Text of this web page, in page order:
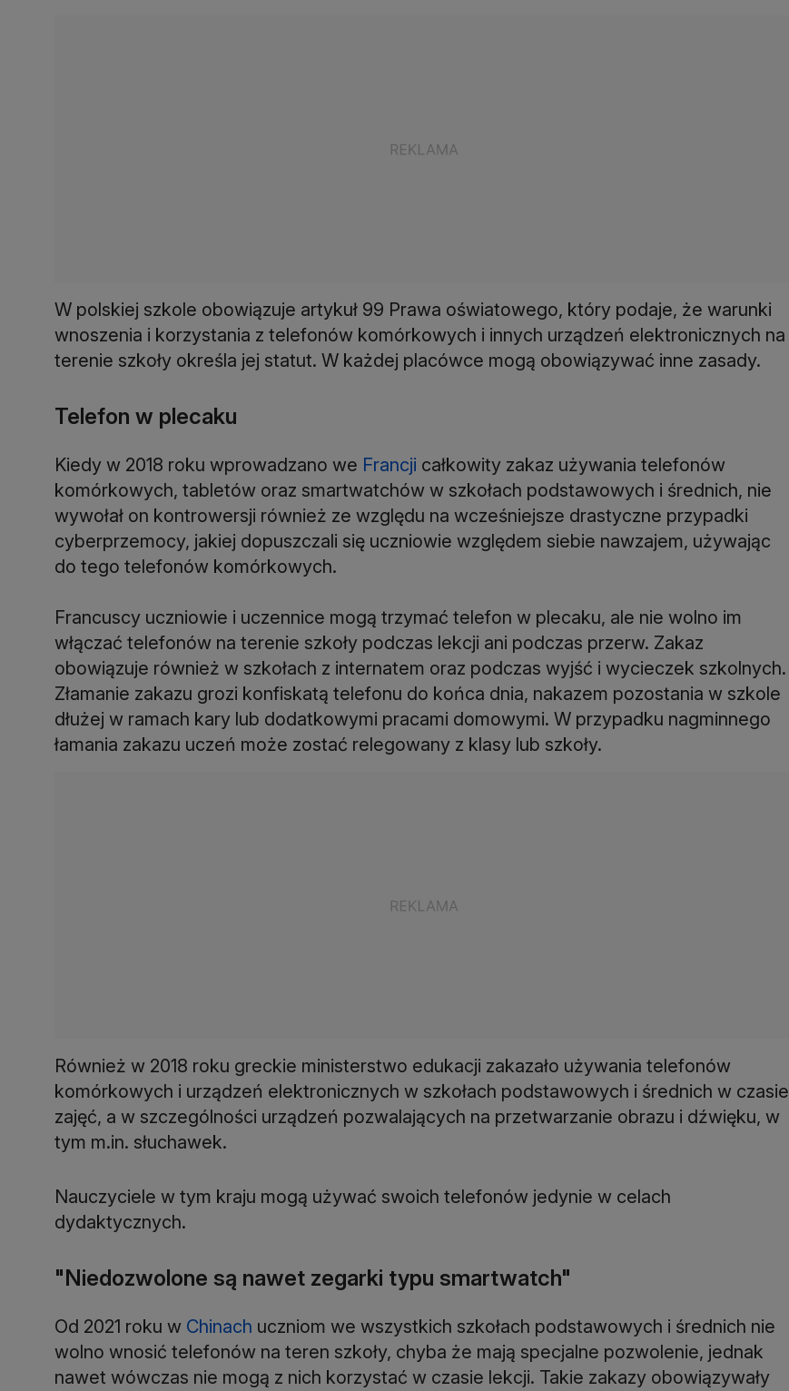
W polskiej szkole obowiązuje artykuł 99 Prawa oświatowego, który podaje, że warunki
wnoszenia i korzystania z telefonów komórkowych i innych urządzeń elektronicznych na
terenie szkoły określa jej statut. W każdej placówce mogą obowiązywać inne zasady.
Telefon w plecaku
Kiedy w 2018 roku wprowadzano we Francji całkowity zakaz używania telefonów
komórkowych, tabletów oraz smartwatchów w szkołach podstawowych i średnich, nie
wywołał on kontrowersji również ze względu na wcześniejsze drastyczne przypadki
cyberprzemocy, jakiej dopuszczali się uczniowie względem siebie nawzajem, używając
do tego telefonów komórkowych.
Francuscy uczniowie i uczennice mogą trzymać telefon w plecaku, ale nie wolno im
włączać telefonów na terenie szkoły podczas lekcji ani podczas przerw. Zakaz
obowiązuje również w szkołach z internatem oraz podczas wyjść i wycieczek szkolnych.
Złamanie zakazu grozi konfiskatą telefonu do końca dnia, nakazem pozostania w szkole
dłużej w ramach kary lub dodatkowymi pracami domowymi. W przypadku nagminnego
łamania zakazu uczeń może zostać relegowany z klasy lub szkoły.
Również w 2018 roku greckie ministerstwo edukacji zakazało używania telefonów
komórkowych i urządzeń elektronicznych w szkołach podstawowych i średnich w czasie
zajęć, a w szczególności urządzeń pozwalających na przetwarzanie obrazu i dźwięku, w
tym m.in. słuchawek.
Nauczyciele w tym kraju mogą używać swoich telefonów jedynie w celach
dydaktycznych.
"Niedozwolone są nawet zegarki typu smartwatch"
Od 2021 roku w Chinach uczniom we wszystkich szkołach podstawowych i średnich nie
wolno wnosić telefonów na teren szkoły, chyba że mają specjalne pozwolenie, jednak
nawet wówczas nie mogą z nich korzystać w czasie lekcji. Takie zakazy obowiązywały